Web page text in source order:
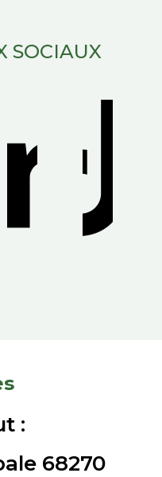
SOCIAUX
:
68270